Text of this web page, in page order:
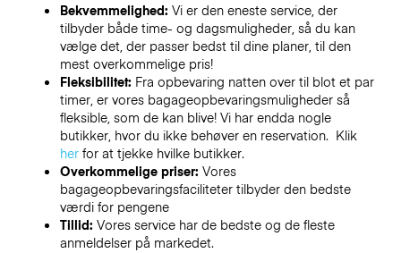
Bekvemmelighed: Vi er den eneste service, der
tilbyder både time- og dagsmuligheder, så du kan
vælge det, der passer bedst til dine planer, til den
mest overkommelige pris!
Fleksibilitet: Fra opbevaring natten over til blot et par
timer, er vores bagageopbevaringsmuligheder så
fleksible, som de kan blive! Vi har endda nogle
butikker, hvor du ikke behøver en reservation. Klik
herfor at tjekke hvilke butikker.
Overkommelige priser: Vores
bagageopbevaringsfaciliteter tilbyder den bedste
værdi for pengene
Tillid: Vores service har de bedste og de fleste
anmeldelser på markedet.